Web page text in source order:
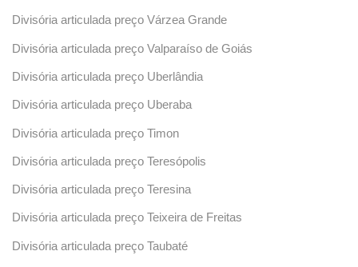
Divisória articulada preço Várzea Grande
Divisória articulada preço Valparaíso de Goiás
Divisória articulada preço Uberlândia
Divisória articulada preço Uberaba
Divisória articulada preço Timon
Divisória articulada preço Teresópolis
Divisória articulada preço Teresina
Divisória articulada preço Teixeira de Freitas
Divisória articulada preço Taubaté